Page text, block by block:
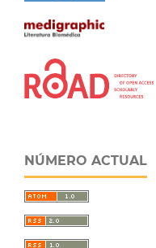
NÚMERO ACTUAL